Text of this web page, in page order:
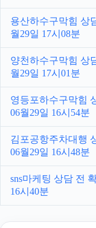
용산하수구막힘 상
월29일 17시08분
양천하수구막힘 상
월29일 17시01분
영등포하수구막힘
06월29일 16시54분
김포공항주차대행
06월29일 16시48분
sns마케팅 상담 전
16시40분